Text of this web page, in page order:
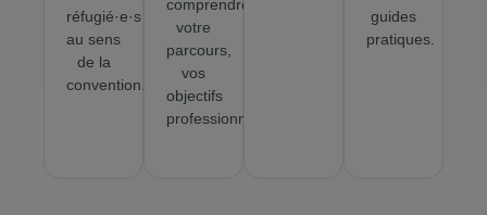
réfugié·e·s
au sens
de la
convention.
comprendre
votre
parcours,
vos
objectifs
professionnels.
guides
pratiques.